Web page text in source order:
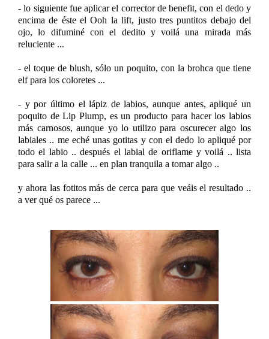
- lo siguiente fue aplicar el corrector de benefit, con el dedo y
encima de éste el Ooh la lift, justo tres puntitos debajo del
ojo, lo difuminé con el dedito y voilá una mirada más
reluciente ...
- el toque de blush, sólo un poquito, con la brohca que tiene
elf para los coloretes ...
- y por último el lápiz de labios, aunque antes, apliqué un
poquito de Lip Plump, es un producto para hacer los labios
más carnosos, aunque yo lo utilizo para oscurecer algo los
labiales .. me eché unas gotitas y con el dedo lo apliqué por
todo el labio .. después el labial de oriflame y voilá .. lista
para salir a la calle ... en plan tranquila a tomar algo ..
y ahora las fotitos más de cerca para que veáis el resultado ..
a ver qué os parece ...